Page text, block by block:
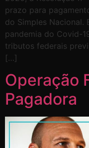
prazo para
do Simples Nacional.
pandemia do Covid-
tributos federais
[…]
Operação
Pagadora